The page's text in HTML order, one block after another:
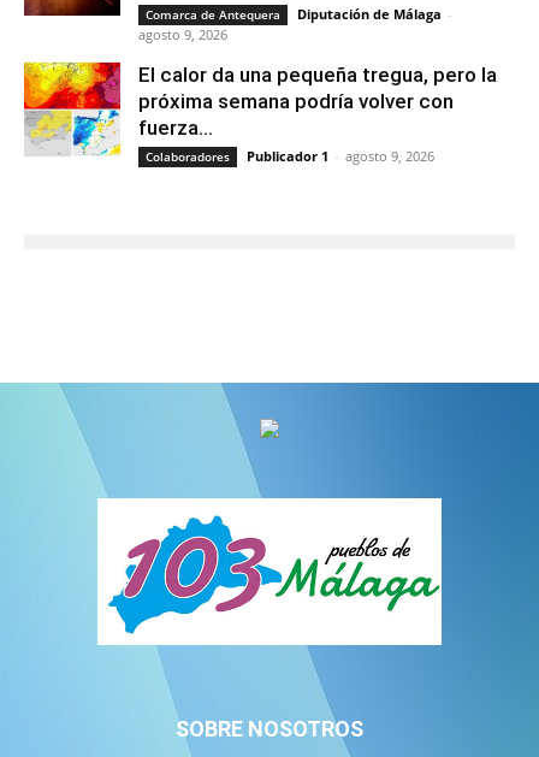
Comarca de Antequera Diputación de Málaga -
agosto 9, 2026
El calor da una pequeña tregua, pero la
próxima semana podría volver con
fuerza...
Colaboradores Publicador 1 - agosto 9, 2026
SOBRE NOSOTROS